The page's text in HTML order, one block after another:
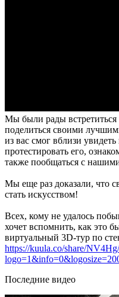
Мы были рады
поделиться своими
из вас смог вблизи
протестировать его,
также пообщаться с
Мы еще раз доказали, что
стать искусством!
Всех, кому не удалось
хочет вспомнить, как это
виртуальный 3D-тур по
https://kuula.co/share/
Последние видео